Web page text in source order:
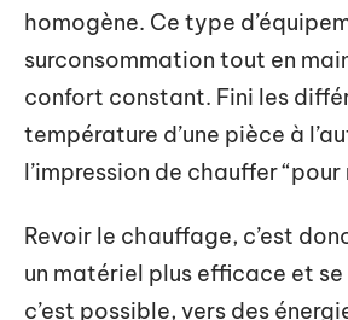
homogène. Ce type
surconsommation tout en
confort constant. Fini les
température d’une pièce à
l’impression de chauffer “pour
Revoir le chauffage, c’est
un matériel plus efficace et
c’est possible, vers des